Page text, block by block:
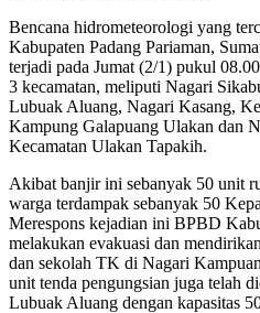
Bencana hidrometeorologi yang
Kabupaten Padang Pariaman,
terjadi pada Jumat (2/1) pukul
3 kecamatan, meliputi Nagari
Lubuak Aluang, Nagari Kasang,
Kampung Galapuang Ulakan dan
Kecamatan Ulakan Tapakih.
Akibat banjir ini sebanyak 50 unit
warga terdampak sebanyak 50
Merespons kejadian ini BPBD
melakukan evakuasi dan
dan sekolah TK di Nagari
unit tenda pengungsian juga telah
Lubuak Aluang dengan kapasitas